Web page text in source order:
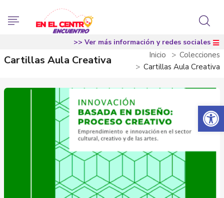
Abrir
Cartillas Aula Creativa Inicio
Colecciones
Cartillas Aula Creativa
>> Ver más información y redes sociales